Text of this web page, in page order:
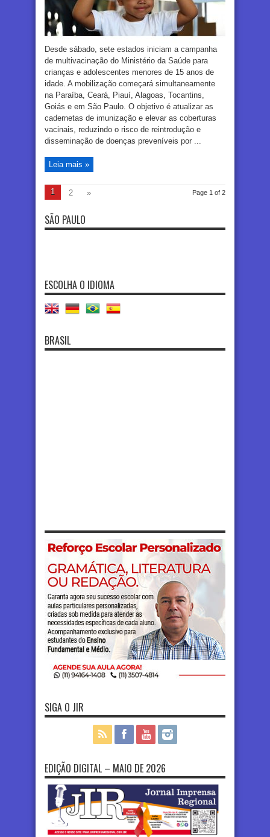
Desde sábado, sete estados iniciam a campanha
de multivacinação do Ministério da Saúde para
crianças e adolescentes menores de 15 anos de
idade. A mobilização começará simultaneamente
na Paraíba, Ceará, Piauí, Alagoas, Tocantins,
Goiás e em São Paulo. O objetivo é atualizar as
cadernetas de imunização e elevar as coberturas
vacinais, reduzindo o risco de reintrodução e
disseminação de doenças preveníveis por ...
Leia mais »
Page 1 of 2
1 2 »
SÃO PAULO
ESCOLHA O IDIOMA
BRASIL
SIGA O JIR
EDIÇÃO DIGITAL – MAIO DE 2026